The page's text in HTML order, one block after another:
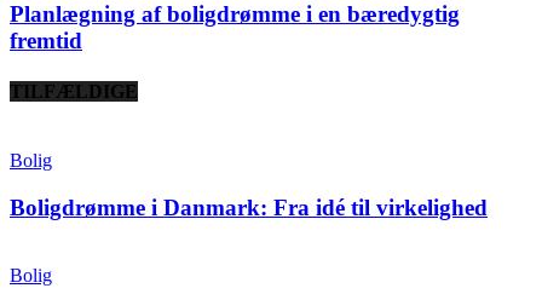
Planlægning af boligdrømme i en bæredygtig
fremtid
TILFÆLDIGE
Bolig
Boligdrømme i Danmark: Fra idé til virkelighed
Bolig